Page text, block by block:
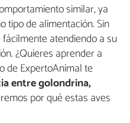
similar, ya
tipo de alimentación. Sin
atendiendo a su
¿Quieres aprender a
de ExpertoAnimal te
entre golondrina,
por qué estas aves